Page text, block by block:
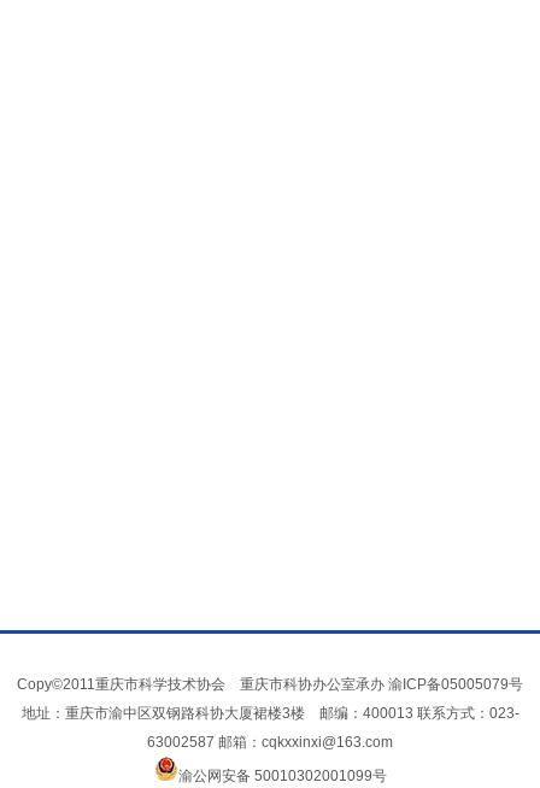
Copy©2011重庆市科学技术协会 重庆市科协办公室承办 渝ICP备05005079号
地址：重庆市渝中区双钢路科协大厦裙楼3楼 邮编：400013 联系方式：023-
63002587 邮箱：cqkxxinxi@163.com
渝公网安备 50010302001099号